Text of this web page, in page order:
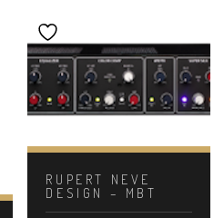
RUPERT NEVE
DESIGN – MBT